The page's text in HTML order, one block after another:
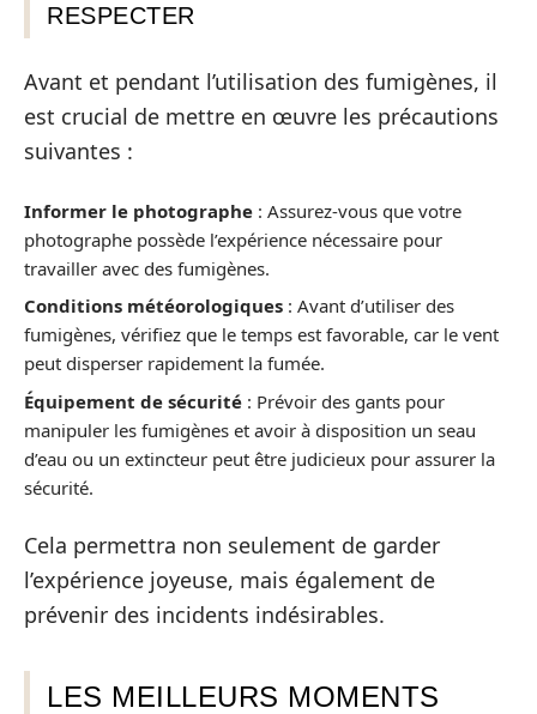
RESPECTER
Avant et pendant l’utilisation des fumigènes, il
est crucial de mettre en œuvre les précautions
suivantes :
Informer le photographe : Assurez-vous que votre
photographe possède l’expérience nécessaire pour
travailler avec des fumigènes.
Conditions météorologiques : Avant d’utiliser des
fumigènes, vérifiez que le temps est favorable, car le vent
peut disperser rapidement la fumée.
Équipement de sécurité : Prévoir des gants pour
manipuler les fumigènes et avoir à disposition un seau
d’eau ou un extincteur peut être judicieux pour assurer la
sécurité.
Cela permettra non seulement de garder
l’expérience joyeuse, mais également de
prévenir des incidents indésirables.
LES MEILLEURS MOMENTS